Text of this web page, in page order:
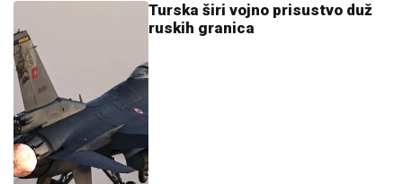
Turska širi vojno prisustvo duž
ruskih granica